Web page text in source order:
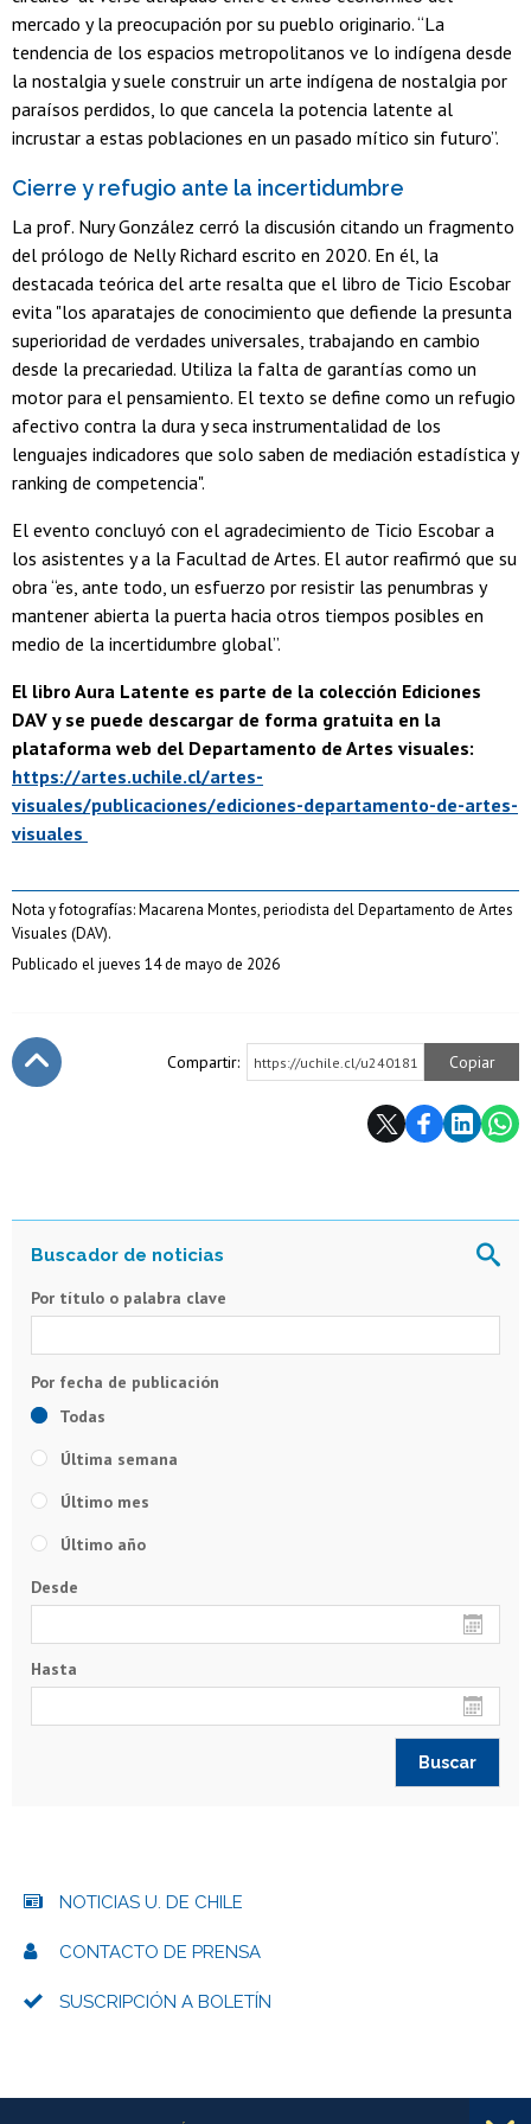
mercado y la preocupación por su pueblo originario. “La
tendencia de los espacios metropolitanos ve lo indígena desde
la nostalgia y suele construir un arte indígena de nostalgia por
paraísos perdidos, lo que cancela la potencia latente al
incrustar a estas poblaciones en un pasado mítico sin futuro”.
Cierre y refugio ante la incertidumbre
La prof. Nury González cerró la discusión citando un fragmento
del prólogo de Nelly Richard escrito en 2020. En él, la
destacada teórica del arte resalta que el libro de Ticio Escobar
evita "los aparatajes de conocimiento que defiende la presunta
superioridad de verdades universales, trabajando en cambio
desde la precariedad. Utiliza la falta de garantías como un
motor para el pensamiento. El texto se define como un refugio
afectivo contra la dura y seca instrumentalidad de los
lenguajes indicadores que solo saben de mediación estadística y
ranking de competencia".
El evento concluyó con el agradecimiento de Ticio Escobar a
los asistentes y a la Facultad de Artes. El autor reafirmó que su
obra “es, ante todo, un esfuerzo por resistir las penumbras y
mantener abierta la puerta hacia otros tiempos posibles en
medio de la incertidumbre global”.
El libro Aura Latente es parte de la colección Ediciones
DAV y se puede descargar de forma gratuita en la
plataforma web del Departamento de Artes visuales:
https://artes.uchile.cl/artes-
visuales/publicaciones/ediciones-departamento-de-artes-
visuales
Nota y fotografías: Macarena Montes, periodista del Departamento de Artes
Visuales (DAV).
Publicado el jueves 14 de mayo de 2026
Compartir: https://uchile.cl/u240181 Copiar
Por título o palabra clave
Todas
Última semana
Último mes
Último año
Desde
Hasta
NOTICIAS U. DE CHILE
CONTACTO DE PRENSA
SUSCRIPCIÓN A BOLETÍN
Más información